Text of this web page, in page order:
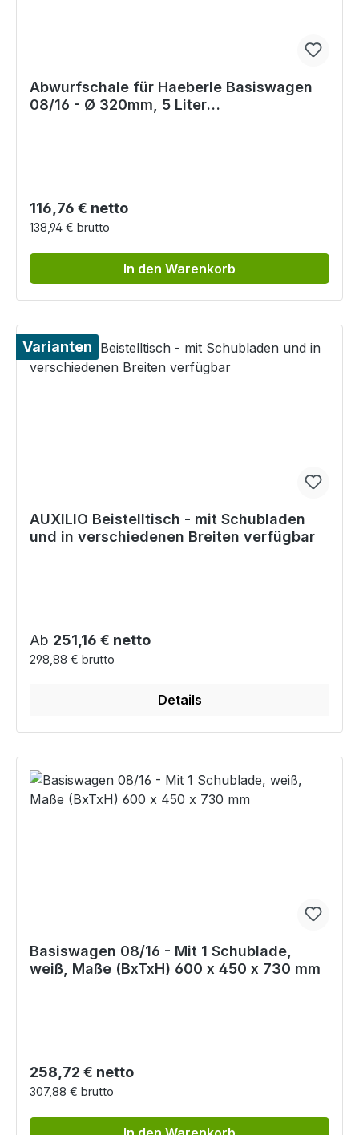
Abwurfschale für Haeberle Basiswagen
08/16 - Ø 320mm, 5 Liter
Regulärer Preis:
116,76 € netto
138,94 € brutto
In den Warenkorb
Varianten
AUXILIO Beistelltisch - mit Schubladen
und in verschiedenen Breiten verfügbar
Regulärer Preis:
Ab 251,16 € netto
298,88 € brutto
Details
Basiswagen 08/16 - Mit 1 Schublade,
weiß, Maße (BxTxH) 600 x 450 x 730 mm
Regulärer Preis:
258,72 € netto
307,88 € brutto